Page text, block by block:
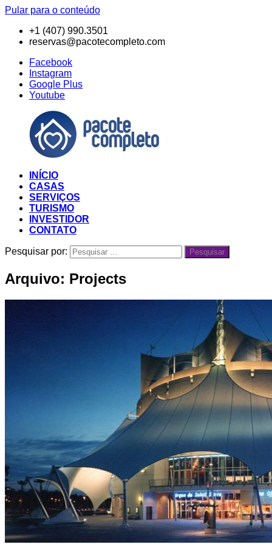
Pular para o conteúdo
+1 (407) 990.3501
reservas@pacotecompleto.com
Facebook
Instagram
Google Plus
Youtube
Pacote
Completo
Oferecemos
mais
que
aluguel
temporada
Orlando
INÍCIO
CASAS
SERVIÇOS
TURISMO
INVESTIDOR
CONTATO
Pesquisar por: Pesquisar
Arquivo: Projects